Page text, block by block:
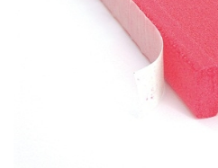
Schimbatoare de caldura
Pompe de caldura
Contoare energie termica
Incalzitoare pe motorina / gaz